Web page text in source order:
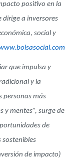
positivo en la
dirige a inversores
social y
que impulsa y
y la
personas más
y mentes”, surge de
de
sostenibles
de impacto)